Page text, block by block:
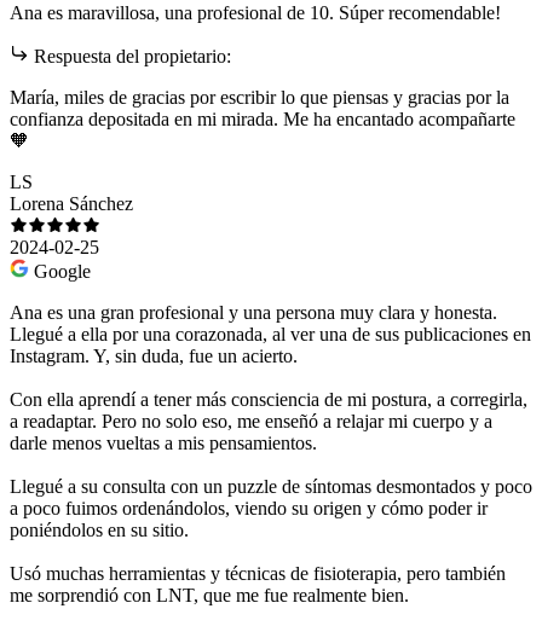
Ana es maravillosa, una profesional de 10. Súper recomendable!
Respuesta del propietario:
María, miles de gracias por escribir lo que piensas y gracias por la
confianza depositada en mi mirada. Me ha encantado acompañarte
🧡
LS
Lorena Sánchez
2024-02-25
Google
Ana es una gran profesional y una persona muy clara y honesta.
Llegué a ella por una corazonada, al ver una de sus publicaciones en
Instagram. Y, sin duda, fue un acierto.
Con ella aprendí a tener más consciencia de mi postura, a corregirla,
a readaptar. Pero no solo eso, me enseñó a relajar mi cuerpo y a
darle menos vueltas a mis pensamientos.
Llegué a su consulta con un puzzle de síntomas desmontados y poco
a poco fuimos ordenándolos, viendo su origen y cómo poder ir
poniéndolos en su sitio.
Usó muchas herramientas y técnicas de fisioterapia, pero también
me sorprendió con LNT, que me fue realmente bien.